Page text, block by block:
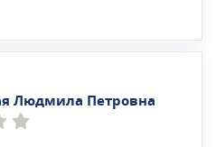
Людмила Петровна